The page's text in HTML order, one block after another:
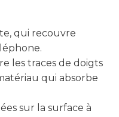
qui recouvre
les traces de doigts
qui absorbe
sur la surface à